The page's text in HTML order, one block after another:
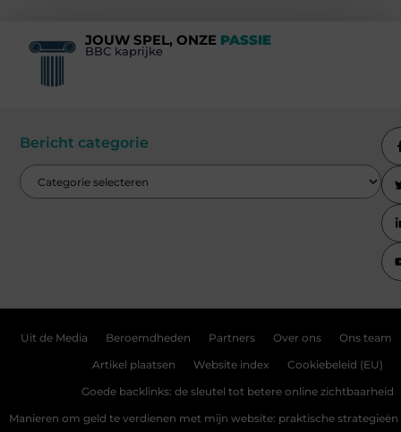
JOUW SPEL, ONZE PASSIE
BBC kaprijke
Bericht categorie
Uit de Media Beroemdheden Partners Over ons Ons team
Artikel plaatsen Website index Cookiebeleid (EU)
Goede backlinks: de sleutel tot betere online zichtbaarheid
Manieren om geld te verdienen met mijn website: praktische strategieën